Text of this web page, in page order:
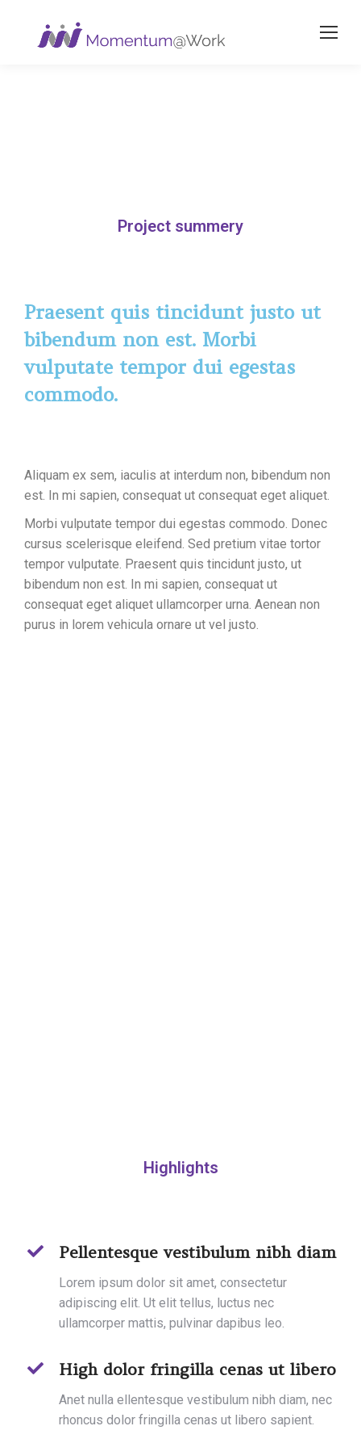
Project summery
Praesent quis tincidunt justo ut
bibendum non est. Morbi
vulputate tempor dui egestas
commodo.
Aliquam ex sem, iaculis at interdum non, bibendum non
est. In mi sapien, consequat ut consequat eget aliquet.
Morbi vulputate tempor dui egestas commodo. Donec
cursus scelerisque eleifend. Sed pretium vitae tortor
tempor vulputate. Praesent quis tincidunt justo, ut
bibendum non est. In mi sapien, consequat ut
consequat eget aliquet ullamcorper urna. Aenean non
purus in lorem vehicula ornare ut vel justo.
Highlights
Pellentesque vestibulum nibh diam
Lorem ipsum dolor sit amet, consectetur
adipiscing elit. Ut elit tellus, luctus nec
ullamcorper mattis, pulvinar dapibus leo.
High dolor fringilla cenas ut libero
Anet nulla ellentesque vestibulum nibh diam, nec
rhoncus dolor fringilla cenas ut libero sapient.